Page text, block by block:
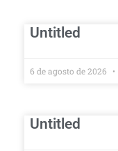
Untitled
6 de agosto de 2026
Untitled